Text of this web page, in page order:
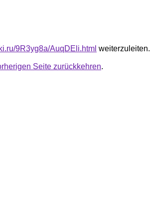
9R3yg8a/AuqDEli.html weiterzuleiten.
Seite zurückkehren.